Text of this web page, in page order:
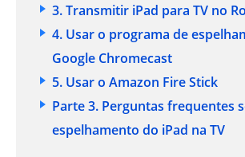
3. Transmitir iPad para TV no
4. Usar o programa de
Google Chromecast
5. Usar o Amazon Fire Stick
Parte 3. Perguntas frequentes
espelhamento do iPad na TV